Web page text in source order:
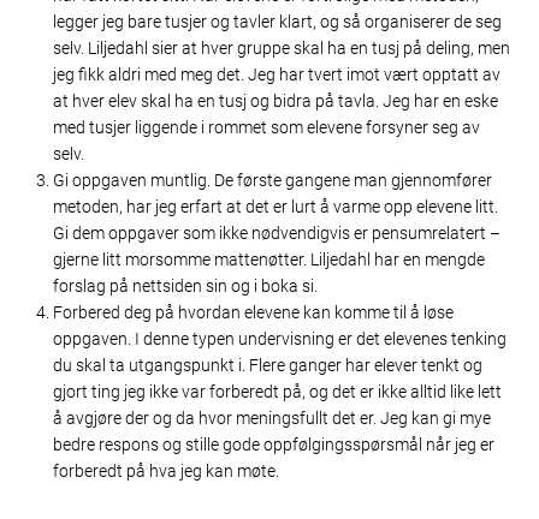
legger jeg bare tusjer og tavler klart, og så organiserer de seg
selv. Liljedahl sier at hver gruppe skal ha en tusj på deling, men
jeg fikk aldri med meg det. Jeg har tvert imot vært opptatt av
at hver elev skal ha en tusj og bidra på tavla. Jeg har en eske
med tusjer liggende i rommet som elevene forsyner seg av
selv.
Gi oppgaven muntlig. De første gangene man gjennomfører
metoden, har jeg erfart at det er lurt å varme opp elevene litt.
Gi dem oppgaver som ikke nødvendigvis er pensumrelatert –
gjerne litt morsomme mattenøtter. Liljedahl har en mengde
forslag på nettsiden sin og i boka si.
Forbered deg på hvordan elevene kan komme til å løse
oppgaven. I denne typen undervisning er det elevenes tenking
du skal ta utgangspunkt i. Flere ganger har elever tenkt og
gjort ting jeg ikke var forberedt på, og det er ikke alltid like lett
å avgjøre der og da hvor meningsfullt det er. Jeg kan gi mye
bedre respons og stille gode oppfølgingsspørsmål når jeg er
forberedt på hva jeg kan møte.